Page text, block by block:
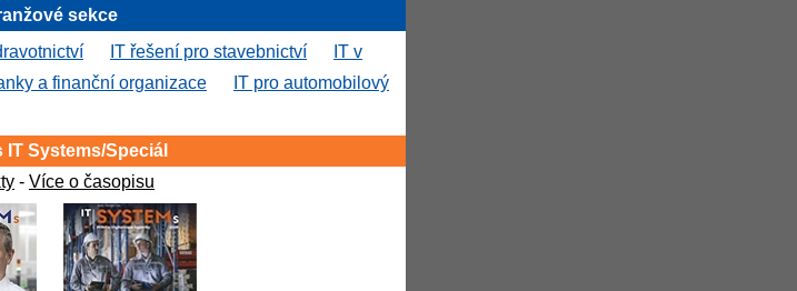
sekce
IT řešení pro stavebnictví
IT v
a finanční organizace
IT pro automobilový
IT Systems/Speciál
- Více o časopisu